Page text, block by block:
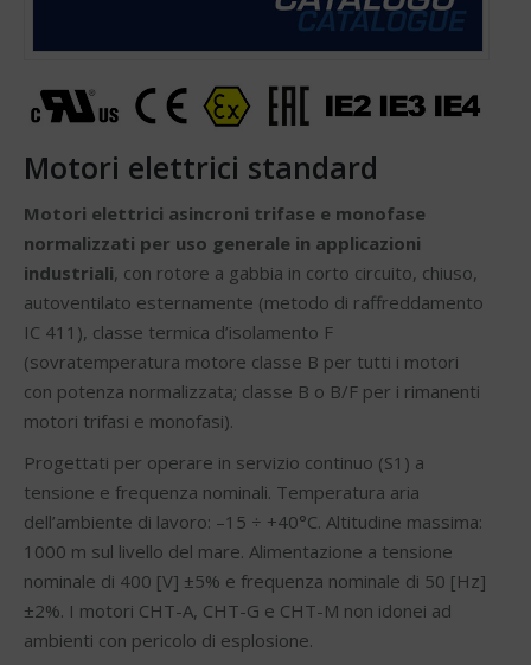
Motori elettrici standard
Motori elettrici asincroni trifase e monofase
normalizzati per uso generale in applicazioni
industriali, con rotore a gabbia in corto circuito, chiuso,
autoventilato esternamente (metodo di raffreddamento
IC 411), classe termica d’isolamento F
(sovratemperatura motore classe B per tutti i motori
con potenza normalizzata; classe B o B/F per i rimanenti
motori trifasi e monofasi).
Progettati per operare in servizio continuo (S1) a
tensione e frequenza nominali. Temperatura aria
dell’ambiente di lavoro: –15 ÷ +40°C. Altitudine massima:
1000 m sul livello del mare. Alimentazione a tensione
nominale di 400 [V] ±5% e frequenza nominale di 50 [Hz]
±2%. I motori CHT-A, CHT-G e CHT-M non idonei ad
ambienti con pericolo di esplosione.